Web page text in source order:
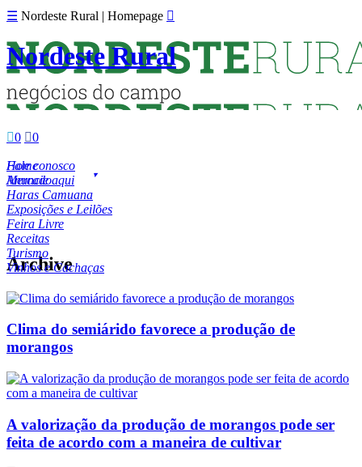
☰ Nordeste Rural | Homepage 
Nordeste Rural
0 0
Fale conosco
Anuncie aqui
Home
Mercado
Haras Camuana
Exposições e Leilões
Feira Livre
Receitas
Turismo
Vinhos e Cachaças
Archive
Clima do semiárido favorece a produção de
morangos
A valorização da produção de morangos pode ser
feita de acordo com a maneira de cultivar